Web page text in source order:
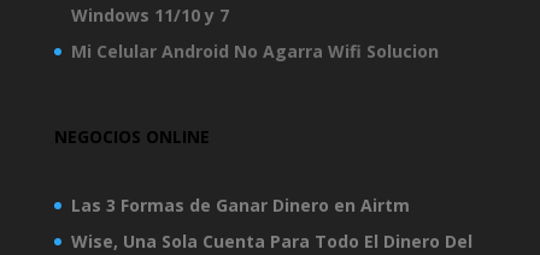
Windows 11/10 y 7
Mi Celular Android No Agarra Wifi Solucion
NEGOCIOS ONLINE
Las 3 Formas de Ganar Dinero en Airtm
Wise, Una Sola Cuenta Para Todo El Dinero Del